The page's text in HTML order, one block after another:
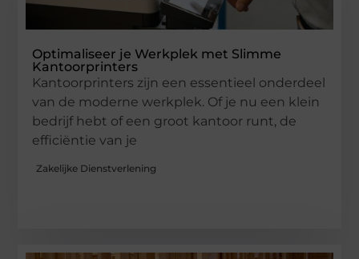
Optimaliseer je Werkplek met Slimme
Kantoorprinters
Kantoorprinters zijn een essentieel onderdeel
van de moderne werkplek. Of je nu een klein
bedrijf hebt of een groot kantoor runt, de
efficiëntie van je
Zakelijke Dienstverlening